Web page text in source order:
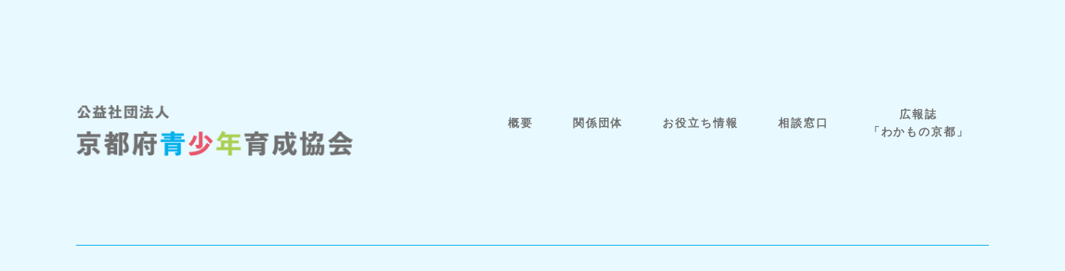
概要 関係団体 お役立ち情報 相談窓口
広報誌
「わかもの京都」